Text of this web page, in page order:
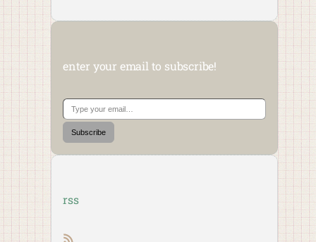
enter your email to subscribe!
Type your email…
Subscribe
rss
RSS feed